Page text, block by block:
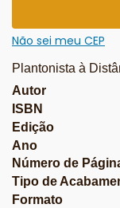
Não sei meu CEP
Plantonista à
Autor
ISBN
Edição
Ano
Número de
Tipo de
Formato